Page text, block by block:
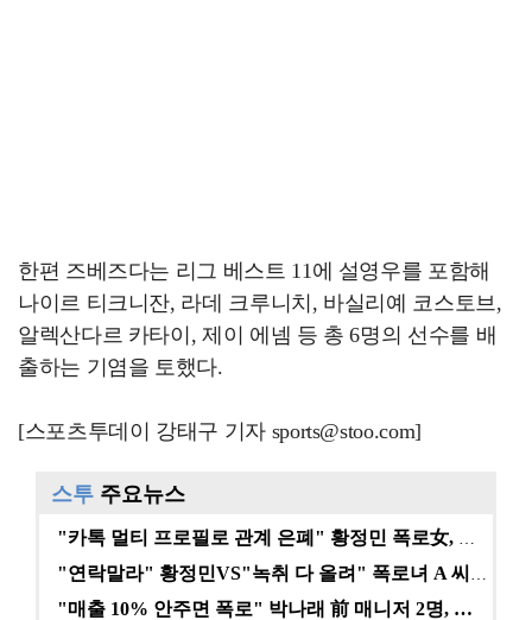
한편 즈베즈다는 리그 베스트 11에 설영우를 포함해
나이르 티크니잔, 라데 크루니치, 바실리예 코스토브,
알렉산다르 카타이, 제이 에넴 등 총 6명의 선수를 배
출하는 기염을 토했다.
[스포츠투데이 강태구 기자 sports@stoo.com]
스투 주요뉴스
"매출 10% 안주면 폭로" 박나래 前 매니저 2명, …